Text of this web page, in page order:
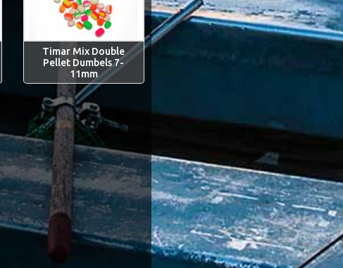
Timar Mix Double
Pellet Dumbels 7-
11mm